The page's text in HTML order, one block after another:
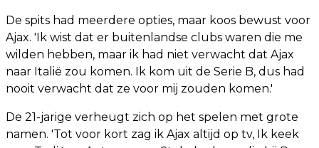
De spits had meerdere opties, maar koos bewust voor
Ajax. 'Ik wist dat er buitenlandse clubs waren die me
wilden hebben, maar ik had niet verwacht dat Ajax
naar Italië zou komen. Ik kom uit de Serie B, dus had
nooit verwacht dat ze voor mij zouden komen.'
De 21-jarige verheugt zich op het spelen met grote
namen. 'Tot voor kort zag ik Ajax altijd op tv, Ik keek